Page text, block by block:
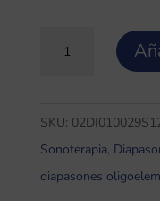
Diapasones
Oligoelementos
Minerales
SKU:
Sonoterapia,
diapasones